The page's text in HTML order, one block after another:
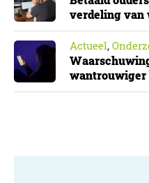
verdeling van
Actueel,